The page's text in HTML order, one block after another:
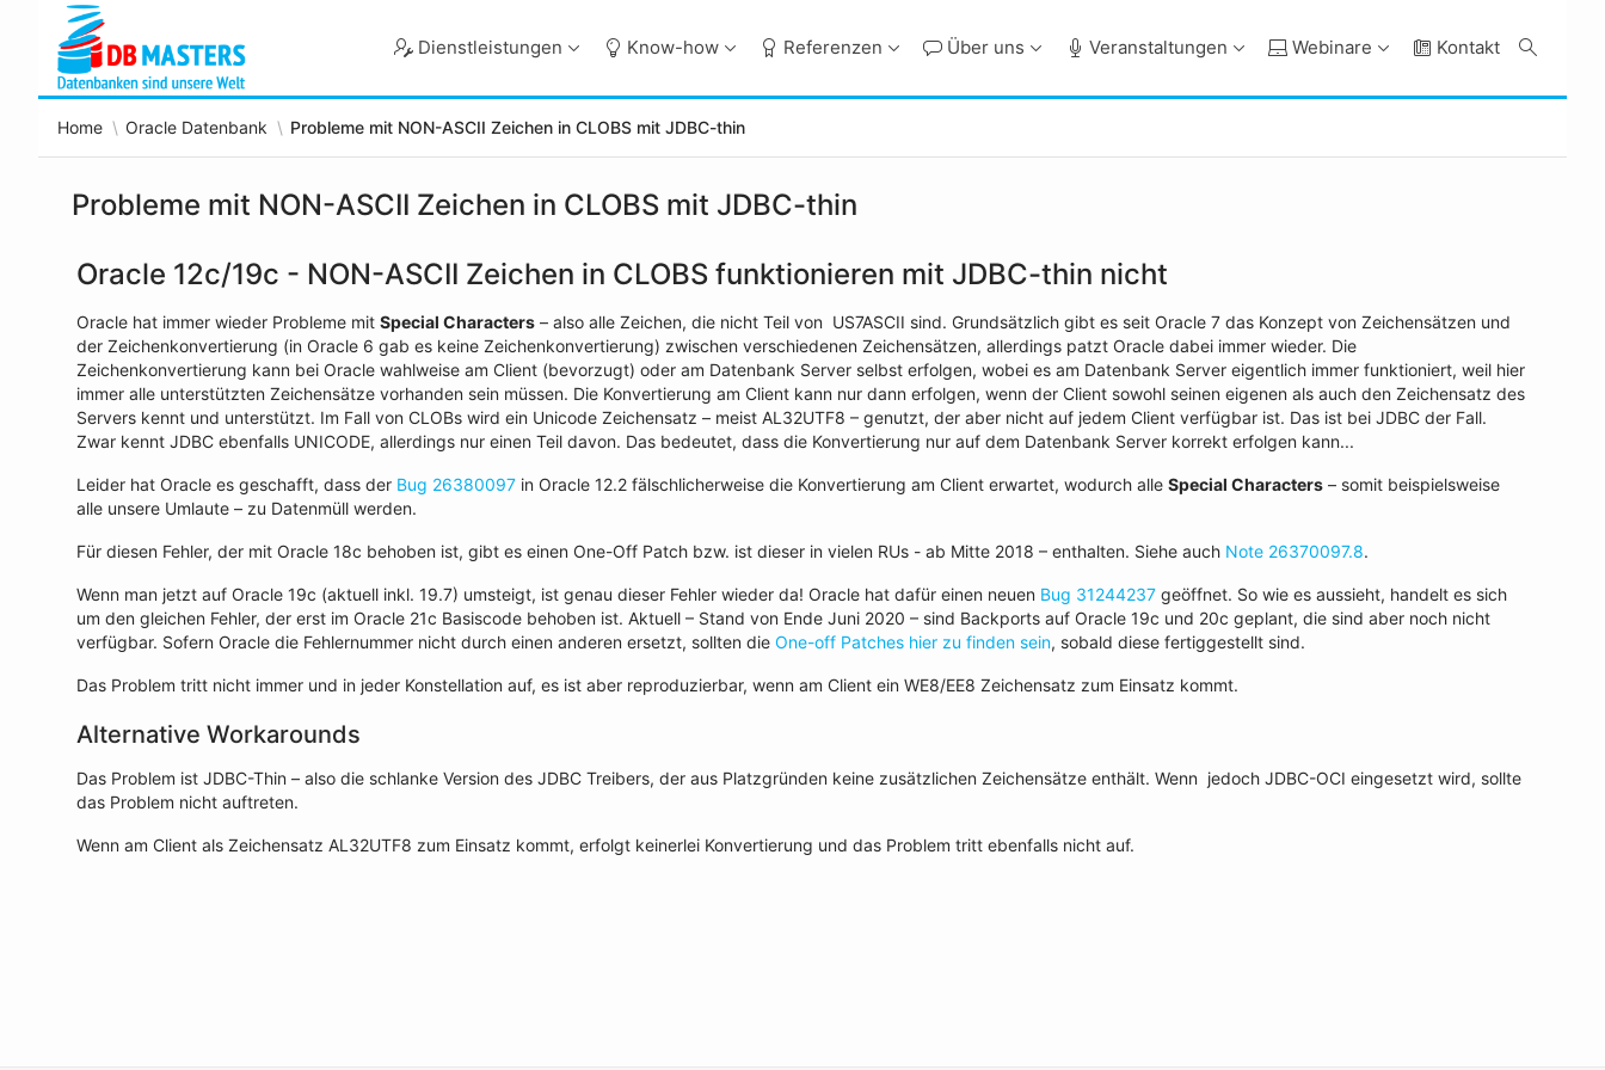
Content
Dienstleistungen Know-how Referenzen Über uns Veranstaltungen Webinare Kontakt
Home Oracle Datenbank Probleme mit NON-ASCII Zeichen in CLOBS mit JDBC-thin
Probleme mit NON-ASCII Zeichen in CLOBS mit JDBC-thin
Oracle 12c/19c - NON-ASCII Zeichen in CLOBS funktionieren mit JDBC-thin nicht
Oracle hat immer wieder Probleme mit Special Characters – also alle Zeichen, die nicht Teil von US7ASCII sind. Grundsätzlich gibt es seit Oracle 7 das Konzept von Zeichensätzen und
der Zeichenkonvertierung (in Oracle 6 gab es keine Zeichenkonvertierung) zwischen verschiedenen Zeichensätzen, allerdings patzt Oracle dabei immer wieder. Die
Zeichenkonvertierung kann bei Oracle wahlweise am Client (bevorzugt) oder am Datenbank Server selbst erfolgen, wobei es am Datenbank Server eigentlich immer funktioniert, weil hier
immer alle unterstützten Zeichensätze vorhanden sein müssen. Die Konvertierung am Client kann nur dann erfolgen, wenn der Client sowohl seinen eigenen als auch den Zeichensatz des
Servers kennt und unterstützt. Im Fall von CLOBs wird ein Unicode Zeichensatz – meist AL32UTF8 – genutzt, der aber nicht auf jedem Client verfügbar ist. Das ist bei JDBC der Fall.
Zwar kennt JDBC ebenfalls UNICODE, allerdings nur einen Teil davon. Das bedeutet, dass die Konvertierung nur auf dem Datenbank Server korrekt erfolgen kann...
Leider hat Oracle es geschafft, dass der Bug 26380097 in Oracle 12.2 fälschlicherweise die Konvertierung am Client erwartet, wodurch alle Special Characters – somit beispielsweise
alle unsere Umlaute – zu Datenmüll werden.
Für diesen Fehler, der mit Oracle 18c behoben ist, gibt es einen One-Off Patch bzw. ist dieser in vielen RUs - ab Mitte 2018 – enthalten. Siehe auch Note 26370097.8.
Wenn man jetzt auf Oracle 19c (aktuell inkl. 19.7) umsteigt, ist genau dieser Fehler wieder da! Oracle hat dafür einen neuen Bug 31244237 geöffnet. So wie es aussieht, handelt es sich
um den gleichen Fehler, der erst im Oracle 21c Basiscode behoben ist. Aktuell – Stand von Ende Juni 2020 – sind Backports auf Oracle 19c und 20c geplant, die sind aber noch nicht
verfügbar. Sofern Oracle die Fehlernummer nicht durch einen anderen ersetzt, sollten die One-off Patches hier zu finden sein, sobald diese fertiggestellt sind.
Das Problem tritt nicht immer und in jeder Konstellation auf, es ist aber reproduzierbar, wenn am Client ein WE8/EE8 Zeichensatz zum Einsatz kommt.
Alternative Workarounds
Das Problem ist JDBC-Thin – also die schlanke Version des JDBC Treibers, der aus Platzgründen keine zusätzlichen Zeichensätze enthält. Wenn jedoch JDBC-OCI eingesetzt wird, sollte
das Problem nicht auftreten.
Wenn am Client als Zeichensatz AL32UTF8 zum Einsatz kommt, erfolgt keinerlei Konvertierung und das Problem tritt ebenfalls nicht auf.